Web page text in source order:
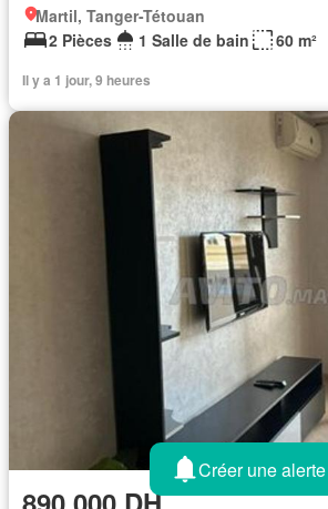
Martil, Tanger-Tétouan
2 Pièces
1 Salle de bain 60 m²
Il y a 1 jour, 9 heures
Créer une alerte